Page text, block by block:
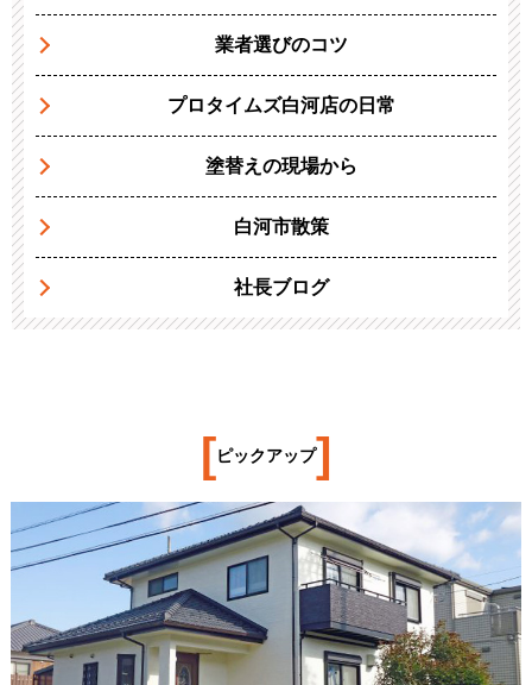
業者選びのコツ
プロタイムズ白河店の日常
塗替えの現場から
白河市散策
社長ブログ
[ピックアップ]